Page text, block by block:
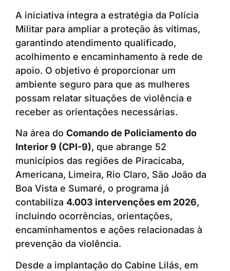
A iniciativa integra a estratégia da Polícia
Militar para ampliar a proteção às vítimas,
garantindo atendimento qualificado,
acolhimento e encaminhamento à rede de
apoio. O objetivo é proporcionar um
ambiente seguro para que as mulheres
possam relatar situações de violência e
receber as orientações necessárias.
Na área do Comando de Policiamento do
Interior 9 (CPI-9), que abrange 52
municípios das regiões de Piracicaba,
Americana, Limeira, Rio Claro, São João da
Boa Vista e Sumaré, o programa já
contabiliza 4.003 intervenções em 2026,
incluindo ocorrências, orientações,
encaminhamentos e ações relacionadas à
prevenção da violência.
Desde a implantação do Cabine Lilás, em